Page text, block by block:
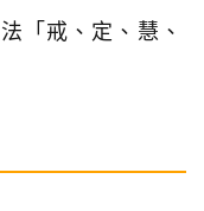
「戒、定、慧、